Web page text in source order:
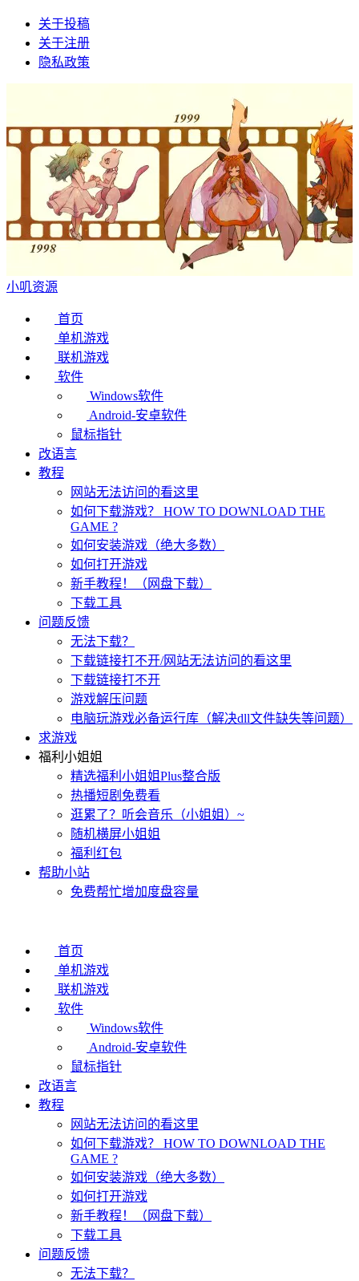
关于投稿
关于注册
隐私政策
小叽资源
首页
单机游戏
联机游戏
软件
Windows软件
Android-安卓软件
鼠标指针
改语言
教程
网站无法访问的看这里
如何下载游戏？ HOW TO DOWNLOAD THE
GAME ?
如何安装游戏（绝大多数）
如何打开游戏
新手教程！（网盘下载）
下载工具
问题反馈
无法下载？
下载链接打不开/网站无法访问的看这里
下载链接打不开
游戏解压问题
电脑玩游戏必备运行库（解决dll文件缺失等问题）
求游戏
福利小姐姐
精选福利小姐姐Plus整合版
热播短剧免费看
逛累了？听会音乐（小姐姐）~
随机横屏小姐姐
福利红包
帮助小站
免费帮忙增加度盘容量
首页
单机游戏
联机游戏
软件
Windows软件
Android-安卓软件
鼠标指针
改语言
教程
网站无法访问的看这里
如何下载游戏？ HOW TO DOWNLOAD THE
GAME ?
如何安装游戏（绝大多数）
如何打开游戏
新手教程！（网盘下载）
下载工具
问题反馈
无法下载？